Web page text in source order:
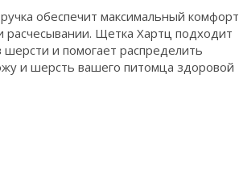
обеспечит максимальный комфорт
расчесывании. Щетка Хартц подходит
шерсти и помогает распределить
и шерсть вашего питомца здоровой